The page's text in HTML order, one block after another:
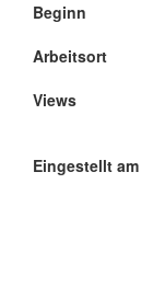
Beginn
Arbeitsort
Views
Eingestellt am